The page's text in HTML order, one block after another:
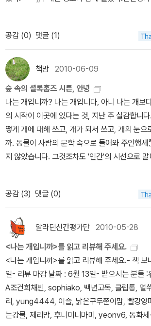
와 각종 방법으로 쓰러뜨릴 생각을 갖고 있었는
다는 사실이 놀랍다. <지식세포 시리즈>2번째
식과 함께 미래의 지혜또한 일러주고 있다. 특히
오는 곤충들과 연계하여 학습할 수 있으니 더욱
딘 6기 유아 분야 신간평가단 건희채빈님<물리
리라는 제목을 보고 이제 3학년인 딸아이에게
가 먼저 펼쳐 들었습니다. 이 책을 읽기에 앞서
물리과학 이야기를 읽으며 생각보다 우리 일상
있는 것이 물리라는 것을 바로 엊그제야 알게 되
게이책을 봤습니다.전반적인 목차부터 책의 구
아볼수 있도록 구성해 놓은것이 마음에 듭니다.
적인 개념부터 우리 일상의 물리적인 과학현상을
며서론에서 관심을 유도해주고, 일단 호흡을 고
요./ 알라딘 6기 유아 분야 신간평가단
사장의자격>무소유란 아무것도 가지지 않는다
한 것을 갖지 않는다는 뜻이다. 라는 법정스님의
의 성공과 실패는 모두 잊어라. 그래야만 몸이 가
있다. 여러 가지 좋은 내용들이 담겨 있다. 사장
들에게 보내는 메시지가 아니고 리더들이나 리
들 심지어는 성공을 꿈꾸는 미래의 성공 자들에
는 내용들이다./ 알라딘 6기경영 분야 신간평가
알게 해요.공부할 것이 점차 늘어나는 초등고학
고 놀이도 즐길 줄 아는 아이로 사는 배장희처럼
지 않고공부의주체가 되어 적극적인 학습법을
그리고 1등이 중요한게 아니라 자기 공부에 대한
게되는 계미형처럼 우리 친구들이 제 2의 계미형
각도 가져보았어요./ 알라딘 6기 유아 분야 신간
<쫑나지 않는 해충이야기> 인간에게 해를 입히
과 함께 살아온 인간들의 역사또한 함께 알 수
는 일화와 역사적인 사실들이 익힌다. 다소 황당
마~ 하는 당황스럽기 까지 하지만, 그들이 있었
문명이 자리잡고 있다는 사실을 알게 된다.해충
와 각종 방법으로 쓰러뜨릴 생각을 갖고 있었는
다는 사실이 놀랍다. <지식세포 시리즈>2번째
오는 곤충들과 연계하여 학습할 수 있으니 더욱
딘 6기 유아 분야 신간평가단 건희채빈님<물리
리라는 제목을 보고 이제 3학년인 딸아이에게는
가 먼저 펼쳐 들었습니다. 이 책을 읽기에 앞서
물리과학 이야기를 읽으며 생각보다 우리 일상
있는 것이 물리라는 것을 바로 엊그제야 알게 되
게이책을 봤습니다.전반적인 목차부터 책의 구성
말하고 하는데, 나쁜 아이란 결코 없다는 생각
특할 뿐이죠.어른들이 만들어놓은 틀안에 아이
할 필요는 없다는 걸 깨닫게 되었답니다.
공감 (0) 댓글 (1)
책맘 2010-06-09
숲 속의 셜록홈즈 시튼, 안녕
나는 개입니까? 나는 개입니다, 아니 나는 개보
의 시작이 이곳에 있다는 것, 지난 주 실감합니
떻게 개에 대해 쓰고, 개가 되서 쓰고, 개의 눈으
까. 동물이 사람의 문학 속으로 들어와 주인행
지 않았습니다. 그것조차도 '인간'의 시선으로
동물이 될라치면 마음껏 인간세를 조롱하고 평
해졌고, 보기 좋은 문학적 책략은 아닐지눈을 가
와 <워낭>아닌게 아니라 김훈의 <개>는 좀 그
프라임의 <인간과 개>를통해만난 <개>를펼친
질 즈음이었습니다. 극진히 의인화된 개가 무차
과아이들의 발바닥에서 찾는 희망을 의례 단호
도리없이 교훈이 앞장서고개와 인간이 함께하
법한 일들이심심하게 나열됩니다.'개의 입장에
는 문학적 장치에첫눈엔 탄식했을 지 모르겠지만
미화된 개의 말투는그것이 개의 눈이 아님을 점
다.그 순간 웅변은 힘을 잃고 개에게도, 개가 응
공감 (3) 댓글 (0)
알라딘신간평가단 2010-05-28
<나는 개입니까>를 읽고 리뷰해 주세요.
<나는 개입니까>를 읽고 리뷰해 주세요.- 책
일- 리뷰 마감 날짜 : 6월 13일- 받으시는 분들
A조건희채빈, sophiako, 백년고독, 클립통, 얼
리, yung4444, 이슬, 낡은구두쭌이맘, 빨강앙
는강물, 제리맘, 후니미니마미, yeonv6, 동화세